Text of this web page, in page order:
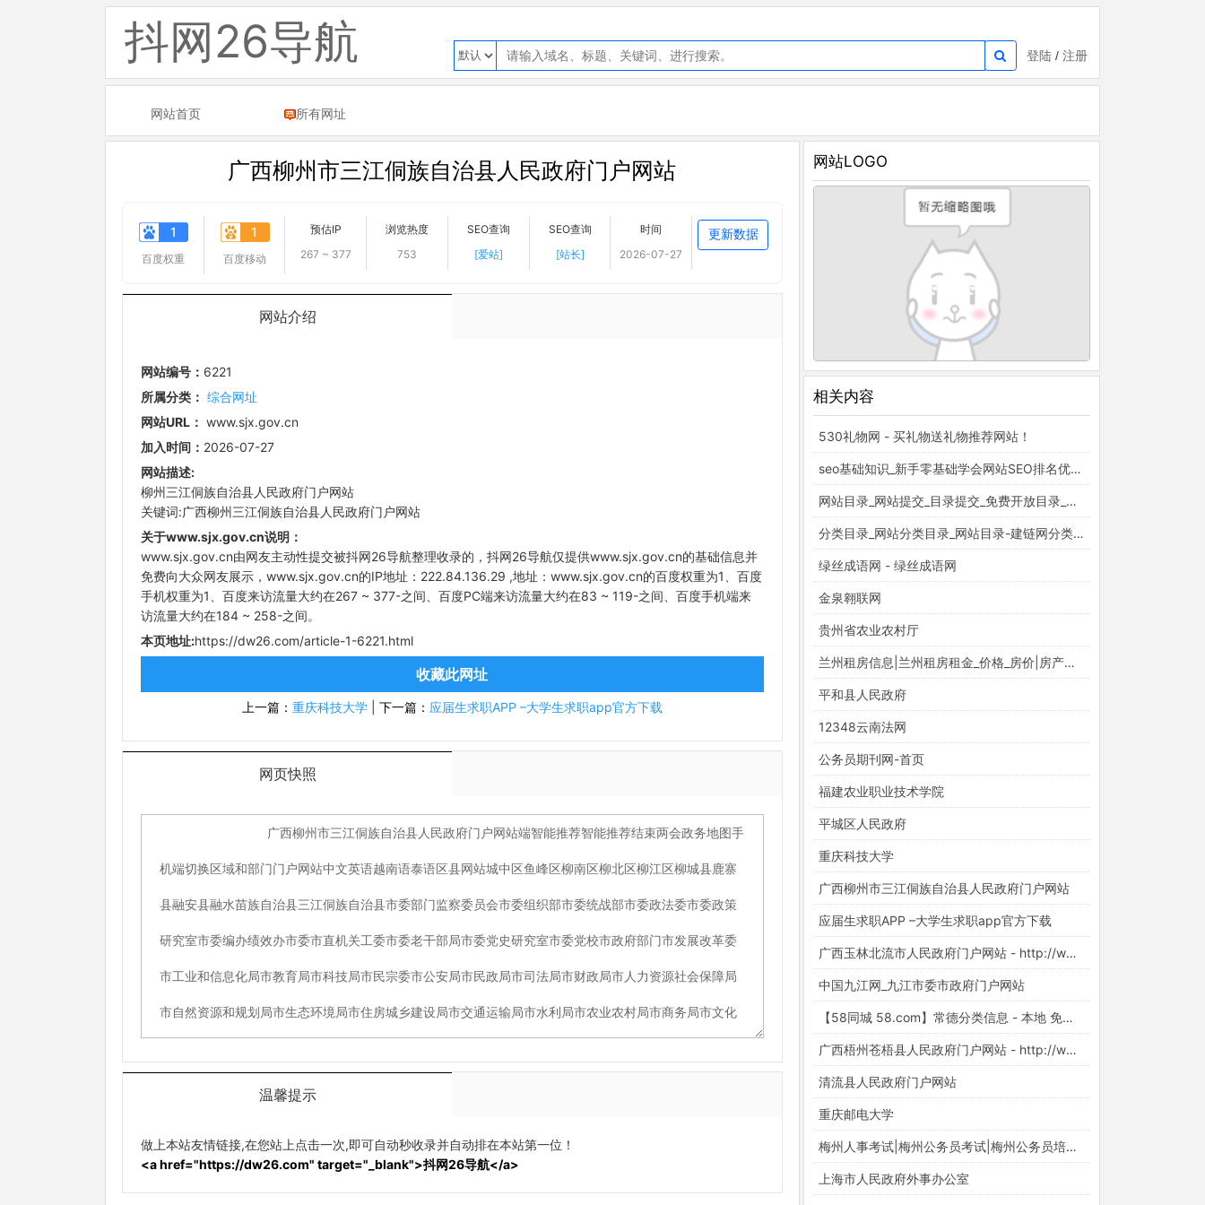
抖网26导航 登陆 /注册
网站首页 所有网址
网站LOGO
广西柳州市三江侗族自治县人民政府门户网站
1
百度权重
1
百度移动
预估IP
267 ~ 377
浏览热度
753
SEO查询
[爱站]
SEO查询
[站长]
时间
2026-07-27
更新数据
网站介绍
网站编号： 6221
所属分类： 综合网址
网站URL： www.sjx.gov.cn
加入时间： 2026-07-27
网站描述:
柳州三江侗族自治县人民政府门户网站
关键词:广西柳州三江侗族自治县人民政府门户网站
关于www.sjx.gov.cn说明：
www.sjx.gov.cn由网友主动性提交被抖网26导航整理收录的，抖网26导航仅提供www.sjx.gov.cn的基础信息并
免费向大众网友展示，www.sjx.gov.cn的IP地址：222.84.136.29 ,地址：www.sjx.gov.cn的百度权重为1、百度
手机权重为1、百度来访流量大约在267 ~ 377-之间、百度PC端来访流量大约在83 ~ 119-之间、百度手机端来
访流量大约在184 ~ 258-之间。
本页地址:https://dw26.com/article-1-6221.html
收藏此网址
上一篇： 重庆科技大学| 下一篇： 应届生求职APP –大学生求职app官方下载
网页快照
温馨提示
做上本站友情链接,在您站上点击一次,即可自动秒收录并自动排在本站第一位！
<a href="https://dw26.com" target="_blank">抖网26导航</a>
相关内容
530礼物网 - 买礼物送礼物推荐网站！
seo基础知识_新手零基础学会网站SEO排名优化_百度云入门视频教程_梵吉seo
网站目录_网站提交_目录提交_免费开放目录_童话村分类目录官网
分类目录_网站分类目录_网站目录-建链网分类目录
绿丝成语网 - 绿丝成语网
金泉翱联网
贵州省农业农村厅
兰州租房信息|兰州租房租金_价格_房价|房产网-安居客租房网
平和县人民政府
12348云南法网
公务员期刊网-首页
福建农业职业技术学院
平城区人民政府
重庆科技大学
广西柳州市三江侗族自治县人民政府门户网站
应届生求职APP –大学生求职app官方下载
广西玉林北流市人民政府门户网站 - http://www.beiliu.gov.cn/
中国九江网_九江市委市政府门户网站
【58同城 58.com】常德分类信息 - 本地 免费 高效
广西梧州苍梧县人民政府门户网站 - http://www.cangwu.gov.cn/
清流县人民政府门户网站
重庆邮电大学
梅州人事考试|梅州公务员考试|梅州公务员培训【梅州华图】
上海市人民政府外事办公室